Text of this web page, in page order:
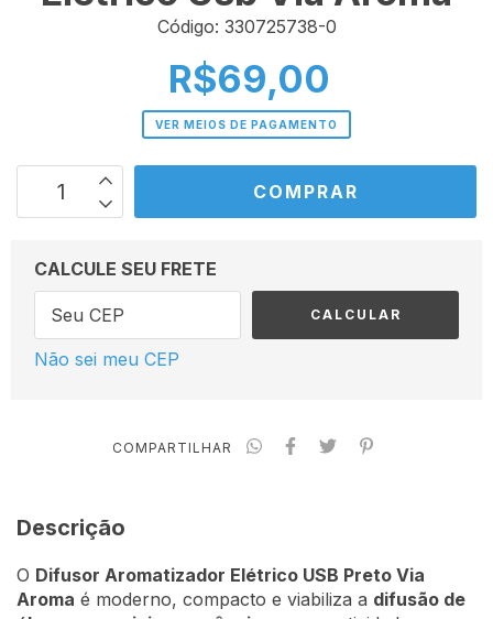
Código: 330725738-0
R$69,00
VER MEIOS DE PAGAMENTO
CALCULE SEU FRETE
CALCULAR
Não sei meu CEP
COMPARTILHAR
Descrição
O Difusor Aromatizador Elétrico USB Preto Via
Aroma é moderno, compacto e viabiliza a difusão de